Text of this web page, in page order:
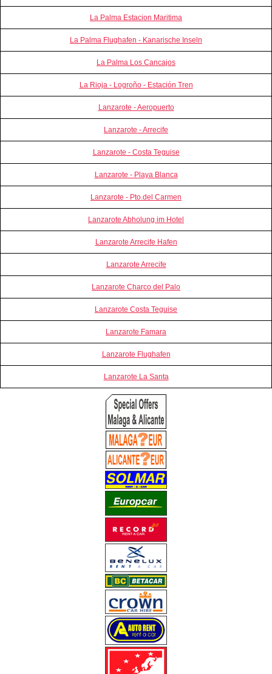
La Palma Estacion Maritima
La Palma Flughafen - Kanarische Inseln
La Palma Los Cancajos
La Rioja - Logroño - Estación Tren
Lanzarote - Aeropuerto
Lanzarote - Arrecife
Lanzarote - Costa Teguise
Lanzarote - Playa Blanca
Lanzarote - Pto.del Carmen
Lanzarote Abholung im Hotel
Lanzarote Arrecife Hafen
Lanzarote Arrecife
Lanzarote Charco del Palo
Lanzarote Costa Teguise
Lanzarote Famara
Lanzarote Flughafen
Lanzarote La Santa